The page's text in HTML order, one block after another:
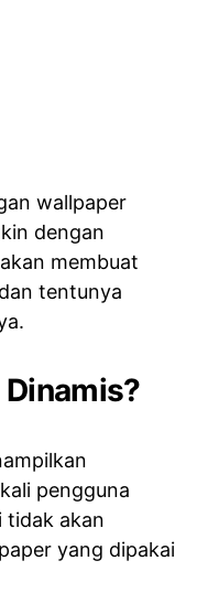
wallpaper
dengan
membuat
tentunya
pengguna
tidak akan
yang dipakai